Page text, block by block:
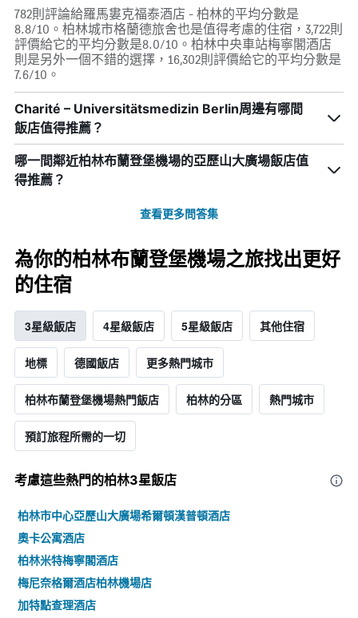
782則評論給羅馬婁克福泰酒店 - 柏林的平均分數是
8.8/10。柏林城市格蘭德旅舍也是值得考慮的住宿，3,722則
評價給它的平均分數是8.0/10。柏林中央車站梅寧閣酒店
則是另外一個不錯的選擇，16,302則評價給它的平均分數是
7.6/10。
Charité – Universitätsmedizin Berlin周邊有哪間
飯店值得推薦？
哪一間鄰近柏林布蘭登堡機場的亞歷山大廣場飯店值
得推薦？
查看更多問答集
為你的柏林布蘭登堡機場之旅找出更好
的住宿
3星級飯店 4星級飯店 5星級飯店 其他住宿
地標 德國飯店 更多熱門城市
柏林布蘭登堡機場熱門飯店 柏林的分區 熱門城市
預訂旅程所需的一切
考慮這些熱門的柏林3星​飯店
柏林市中心亞歷山大廣場希爾頓漢普頓酒店
奧卡公寓酒店
柏林米特梅寧閣酒店
梅尼奈格爾酒店柏林機場店
加特點查理酒店